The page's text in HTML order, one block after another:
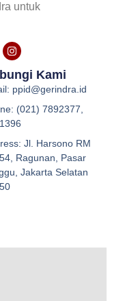
untuk
Kami
ppid@gerindra.id
(021) 7892377,
Jl. Harsono RM
Ragunan, Pasar
Jakarta Selatan